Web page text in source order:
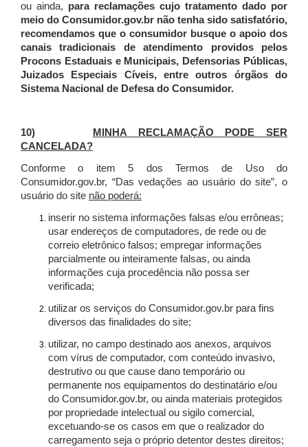
ou ainda, para reclamações cujo tratamento dado por
meio do Consumidor.gov.br não tenha sido satisfatório,
recomendamos que o consumidor busque o apoio dos
canais tradicionais de atendimento providos pelos
Procons Estaduais e Municipais, Defensorias Públicas,
Juizados Especiais Cíveis, entre outros órgãos do
Sistema Nacional de Defesa do Consumidor.
10)
MINHA RECLAMAÇÃO PODE SER
CANCELADA?
Conforme o item 5 dos Termos de Uso do
Consumidor.gov.br, “Das vedações ao usuário do site”, o
usuário do site não poderá:
inserir no sistema informações falsas e/ou errôneas;
usar endereços de computadores, de rede ou de
correio eletrônico falsos; empregar informações
parcialmente ou inteiramente falsas, ou ainda
informações cuja procedência não possa ser
verificada;
utilizar os serviços do Consumidor.gov.br para fins
diversos das finalidades do site;
utilizar, no campo destinado aos anexos, arquivos
com vírus de computador, com conteúdo invasivo,
destrutivo ou que cause dano temporário ou
permanente nos equipamentos do destinatário e/ou
do Consumidor.gov.br, ou ainda materiais protegidos
por propriedade intelectual ou sigilo comercial,
excetuando-se os casos em que o realizador do
carregamento seja o próprio detentor destes direitos;